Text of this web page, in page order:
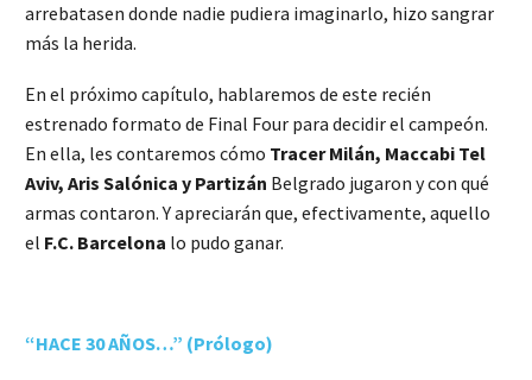
arrebatasen donde nadie pudiera imaginarlo, hizo sangrar
más la herida.
En el próximo capítulo, hablaremos de este recién
estrenado formato de Final Four para decidir el campeón.
En ella, les contaremos cómo Tracer Milán, Maccabi Tel
Aviv, Aris Salónica y Partizán Belgrado jugaron y con qué
armas contaron. Y apreciarán que, efectivamente, aquello
el F.C. Barcelona lo pudo ganar.
“HACE 30 AÑOS…” (Prólogo)